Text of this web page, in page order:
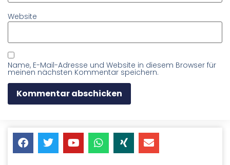
Website
Name, E-Mail-Adresse und Website in diesem Browser für
meinen nächsten Kommentar speichern.